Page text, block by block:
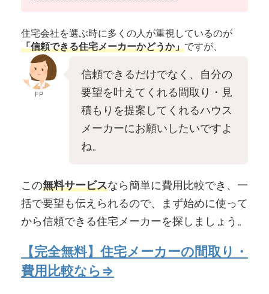
住宅会社を選ぶ時に多くの人が重視しているのが
「信頼できる住宅メーカーかどうか」ですが、
FP
信頼できるだけでなく、自分の
要望を叶えてくれる間取り・見
積もりを提案してくれるハウス
メーカーにお願いしたいですよ
ね。
この無料サービスなら簡単に費用比較でき、一
括で要望も伝えられるので、まず始めに使って
から信頼できる住宅メーカーを探しましょう。
【完全無料】住宅メーカーの間取り・
費用比較なら⇒